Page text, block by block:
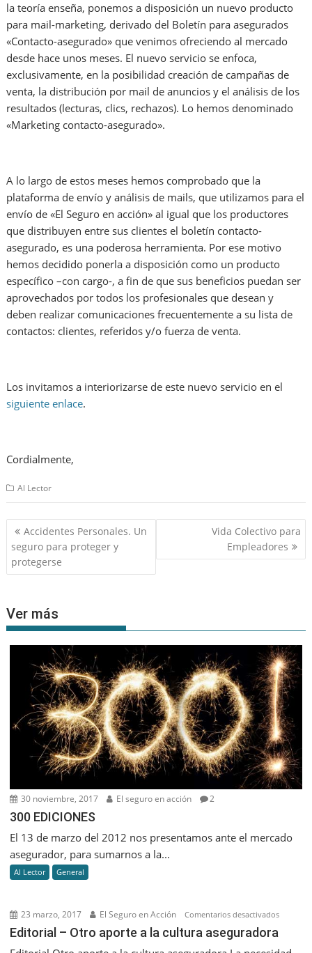
la teoría enseña, ponemos a disposición un nuevo producto
para mail-marketing, derivado del Boletín para asegurados
«Contacto-asegurado» que venimos ofreciendo al mercado
desde hace unos meses. El nuevo servicio se enfoca,
exclusivamente, en la posibilidad creación de campañas de
venta, la distribución por mail de anuncios y el análisis de los
resultados (lecturas, clics, rechazos). Lo hemos denominado
«Marketing contacto-asegurado».
A lo largo de estos meses hemos comprobado que la
plataforma de envío y análisis de mails, que utilizamos para el
envío de «El Seguro en acción» al igual que los productores
que distribuyen entre sus clientes el boletín contacto-
asegurado, es una poderosa herramienta. Por ese motivo
hemos decidido ponerla a disposición como un producto
específico –con cargo-, a fin de que sus beneficios puedan ser
aprovechados por todos los profesionales que desean y
deben realizar comunicaciones frecuentemente a su lista de
contactos: clientes, referidos y/o fuerza de venta.
Los invitamos a interiorizarse de este nuevo servicio en el
siguiente enlace.
Cordialmente,
Al Lector
Navegación
de
entradas
Accidentes Personales. Un
seguro para proteger y
protegerse
Vida Colectivo para
Empleadores
Ver más
30 noviembre, 2017 El seguro en acción 2
300 EDICIONES
El 13 de marzo del 2012 nos presentamos ante el mercado
asegurador, para sumarnos a la...
Al Lector General
23 marzo, 2017 El Seguro en Acción Comentarios desactivadosen
Editorial – Otro aporte a la cultura aseguradora